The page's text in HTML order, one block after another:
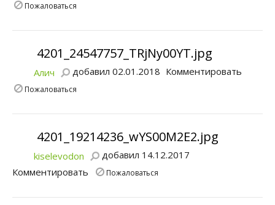
Пожаловаться
4201_24547757_TRjNy00YT.jpg
Алич добавил 02.01.2018 Комментировать
Пожаловаться
4201_19214236_wYS00M2E2.jpg
kiselevodon
добавил 14.12.2017
Комментировать
Пожаловаться